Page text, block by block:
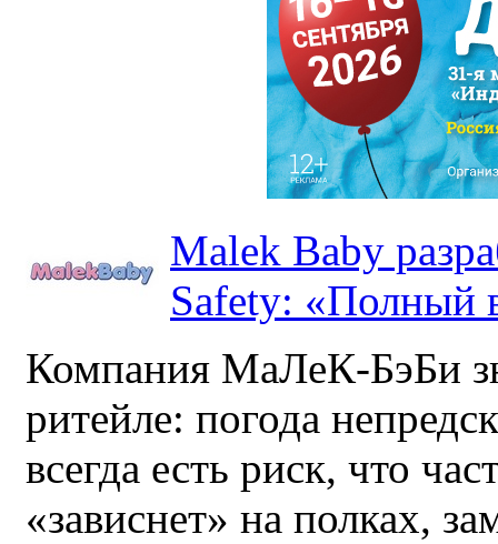
Malek Baby
Safety: «Полный
Компания МаЛеК-БэБи
ритейле: погода
всегда есть риск, что
«зависнет» на полках,